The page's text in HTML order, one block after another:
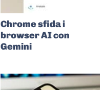
Chrome sfida i
browser AI con
Gemini